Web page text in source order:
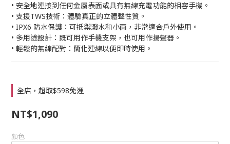
• 安全地連接到任何金屬表面或具有無線充電功能的相容手機。
• 支援TWS技術：體驗真正的立體聲性質。
• IPX6 防水保護：可抵禦濺水和小雨，非常適合戶外使用。
• 多用途設計：既可用作手機支架，也可用作揚聲器。
• 輕鬆的無線配對：簡化連線以便即時使用。
全店，超取$598免運
NT$1,090
顏色